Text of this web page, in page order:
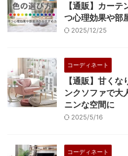
【通販】カー
つ心理効果や部
2025/12/25
コーディネート
【通販】甘く
ンクソファで大
ニンな空間に
2025/5/16
コーディネート